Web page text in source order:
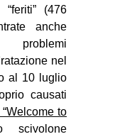
(476
anche
nel
al 10 luglio
causati
to